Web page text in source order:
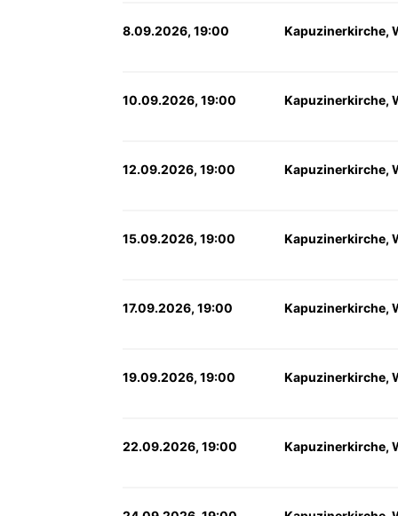
8.09.2026, 19:00 Kapuzinerkirche,
10.09.2026, 19:00 Kapuzinerkirche,
12.09.2026, 19:00 Kapuzinerkirche,
15.09.2026, 19:00 Kapuzinerkirche,
17.09.2026, 19:00 Kapuzinerkirche,
19.09.2026, 19:00 Kapuzinerkirche,
22.09.2026, 19:00 Kapuzinerkirche,